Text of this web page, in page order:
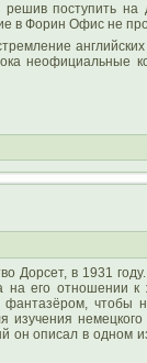
поступить на
в Форин Офис не
неофициальные
Дорсет, в 1931
на его отношении
чтобы
изучения
он описал в одном